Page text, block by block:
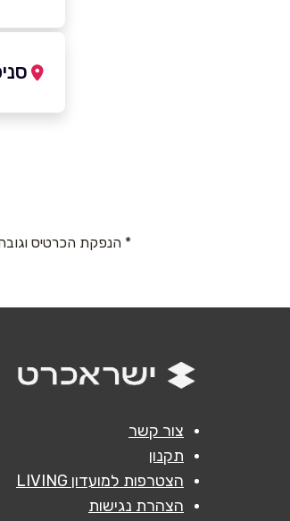
נושא*
אנא
* הנפקת הכרטיס
צור קשר
תקנון
הצטרפות למועדון LIVING
הצהרת נגישות